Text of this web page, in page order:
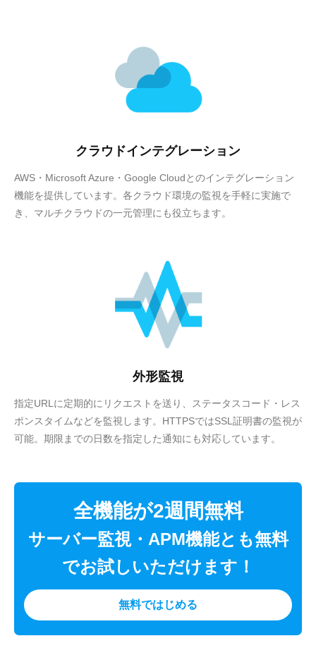
クラウドインテグレーション
AWS・Microsoft Azure・Google Cloudとのインテグレーション
機能を提供しています。各クラウド環境の監視を手軽に実施で
き、マルチクラウドの一元管理にも役立ちます。
外形監視
指定URLに定期的にリクエストを送り、ステータスコード・レス
ポンスタイムなどを監視します。HTTPSではSSL証明書の監視が
可能。期限までの日数を指定した通知にも対応しています。
全機能が2週間無料
サーバー監視・APM機能とも無料
でお試しいただけます！
無料ではじめる